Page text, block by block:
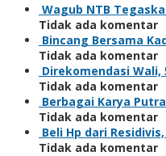
Wagub NTB
Tidak ada komentar
Bincang Bersama
Tidak ada komentar
Direkomendasi Wali,
Tidak ada komentar
Berbagai Karya
Tidak ada komentar
Beli Hp dari
Tidak ada komentar